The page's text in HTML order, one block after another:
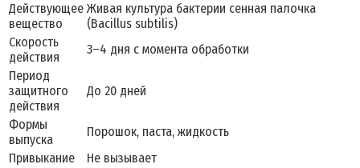
Действующее
вещество
Живая культура бактерии сенная палочка
(Bacillus subtilis)
Скорость
действия
3–4 дня с момента обработки
Период
защитного
действия
До 20 дней
Формы
выпуска
Порошок, паста, жидкость
Привыкание
Не вызывает